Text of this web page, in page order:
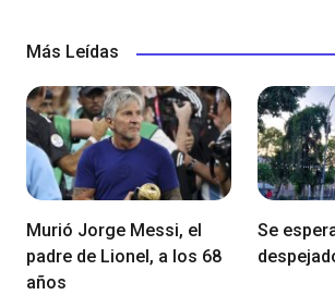
Más Leídas
Murió Jorge Messi, el
padre de Lionel, a los 68
años
Se